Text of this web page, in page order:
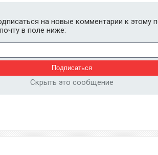
на новые комментарии к этому
в поле ниже:
Скрыть это сообщение